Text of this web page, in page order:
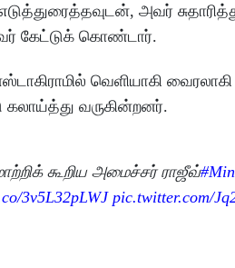
அவர்
கேட்டுக் கொண்டார்.
வெளியாகி வைரலாகி
வருகின்றனர்.
கூறிய அமைச்சர் ராஜீவ்
3v5L32pLWJ pic.twitter.com/